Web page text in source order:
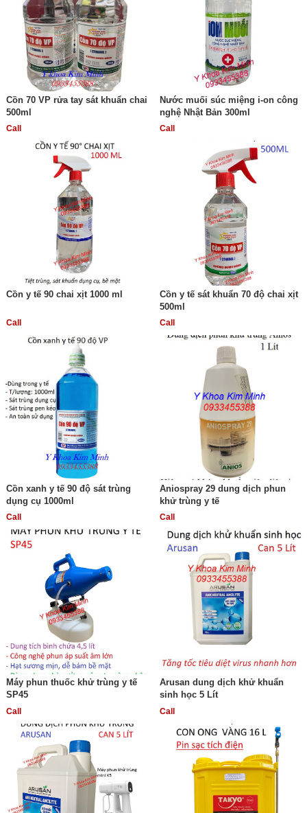
Cồn 70 VP rửa tay sát khuẩn chai
500ml
Call
Nước muối súc miệng i-on công
nghệ Nhật Bản 300ml
Call
Cồn y tế 90 chai xịt 1000 ml
Call
Cồn y tế sát khuẩn 70 độ chai xịt
500ml
Call
Cồn xanh y tế 90 độ sát trùng
dụng cụ 1000ml
Call
Aniospray 29 dung dịch phun
khử trùng y tế
Call
Máy phun thuốc khử trùng y tế
SP45
Call
Arusan dung dịch khử khuẩn
sinh học 5 Lít
Call